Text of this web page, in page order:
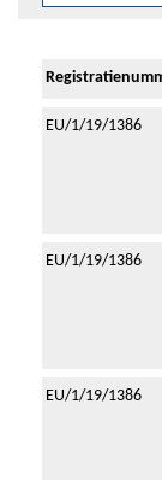
EU/1/19/1386
EU/1/19/1386
EU/1/19/1386